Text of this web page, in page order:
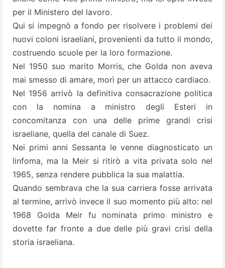
per il Ministero del lavoro.
Qui si impegnò a fondo per risolvere i problemi dei
nuovi coloni israeliani, provenienti da tutto il mondo,
costruendo scuole per la loro formazione.
Nel 1950 suo marito Morris, che Golda non aveva
mai smesso di amare, morì per un attacco cardiaco.
Nel 1956 arrivò la definitiva consacrazione politica
con la nomina a ministro degli Esteri in
concomitanza con una delle prime grandi crisi
israeliane, quella del canale di Suez.
Nei primi anni Sessanta le venne diagnosticato un
linfoma, ma la Meir si ritirò a vita privata solo nel
1965, senza rendere pubblica la sua malattia.
Quando sembrava che la sua carriera fosse arrivata
al termine, arrivò invece il suo momento più alto: nel
1968 Golda Meir fu nominata primo ministro e
dovette far fronte a due delle più gravi crisi della
storia israeliana.